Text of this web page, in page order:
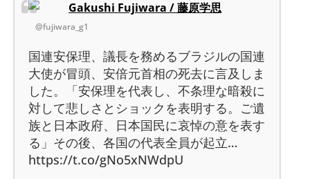
Gakushi Fujiwara / 藤原学思
@fujiwara_g1
国連安保理、議長を務めるブラジルの国連
大使が冒頭、安倍元首相の死去に言及しま
した。「安保理を代表し、不条理な暗殺に
対して悲しさとショックを表明する。ご遺
族と日本政府、日本国民に哀悼の意を表す
る」その後、各国の代表全員が起立…
https://t.co/gNo5xNWdpU